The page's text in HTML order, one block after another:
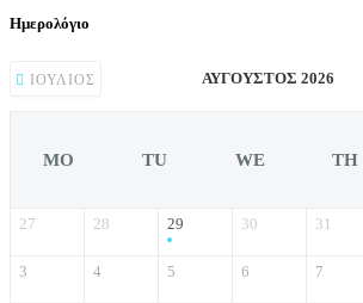
Ημερολόγιο
ΙΟΎΛΙΟΣ ΑΎΓΟΥΣΤΟΣ 2026
MO TU WE TH
27 28 29 30 31
3 4 5 6 7